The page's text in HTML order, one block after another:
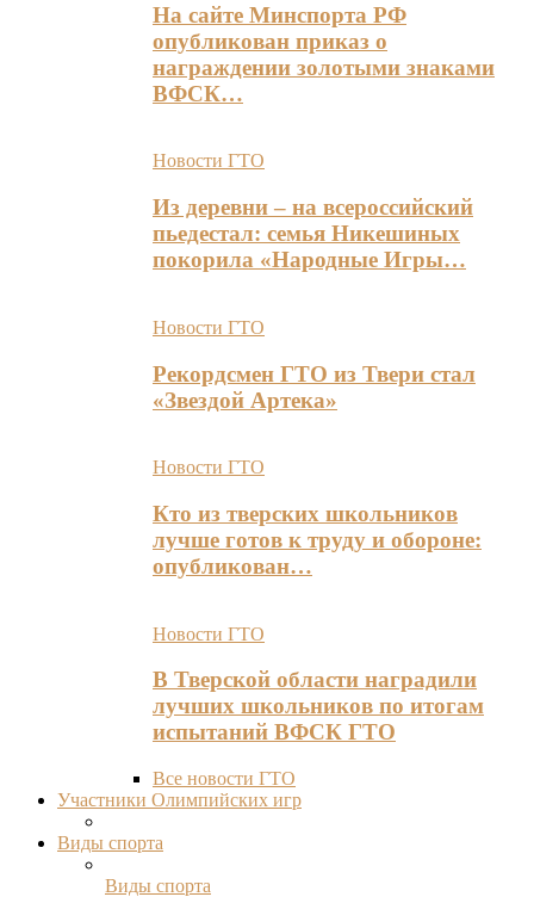
На сайте Минспорта РФ
опубликован приказ о
награждении золотыми знаками
ВФСК…
Новости ГТО
Из деревни – на всероссийский
пьедестал: семья Никешиных
покорила «Народные Игры…
Новости ГТО
Рекордсмен ГТО из Твери стал
«Звездой Артека»
Новости ГТО
Кто из тверских школьников
лучше готов к труду и обороне:
опубликован…
Новости ГТО
В Тверской области наградили
лучших школьников по итогам
испытаний ВФСК ГТО
Все новости ГТО
Участники Олимпийских игр
Виды спорта
Виды спорта